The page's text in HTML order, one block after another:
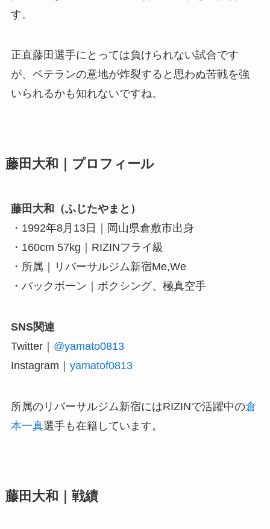
す。
正直藤田選手にとっては負けられない試合です
が、ベテランの意地が炸裂すると思わぬ苦戦を強
いられるかも知れないですね。
藤田大和｜プロフィール
藤田大和（ふじたやまと）
・1992年8月13日｜岡山県倉敷市出身
・160cm 57kg｜RIZINフライ級
・所属｜リバーサルジム新宿Me,We
・バックボーン｜ボクシング、極真空手
SNS関連
Twitter｜ @yamato0813
Instagram｜ yamatof0813
所属のリバーサルジム新宿にはRIZINで活躍中の倉
本一真選手も在籍しています。
藤田大和｜戦績